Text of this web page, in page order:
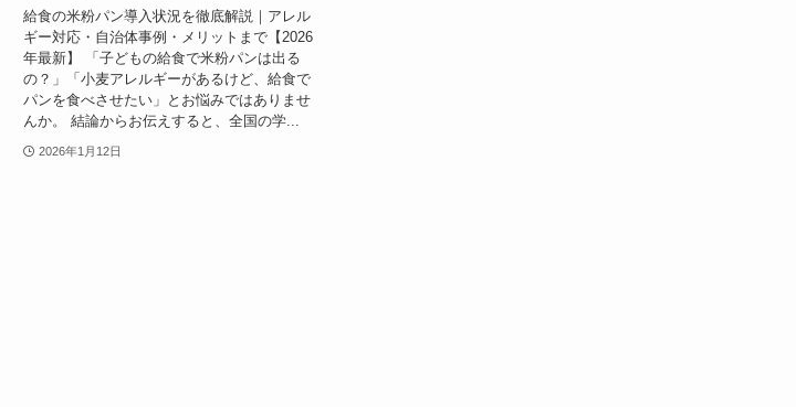
給食の米粉パン導入状況を徹底解説｜アレル
ギー対応・自治体事例・メリットまで【2026
年最新】 「子どもの給食で米粉パンは出る
の？」「小麦アレルギーがあるけど、給食で
パンを食べさせたい」とお悩みではありませ
んか。 結論からお伝えすると、全国の学...
2026年1月12日